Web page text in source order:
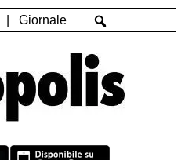
Giornale